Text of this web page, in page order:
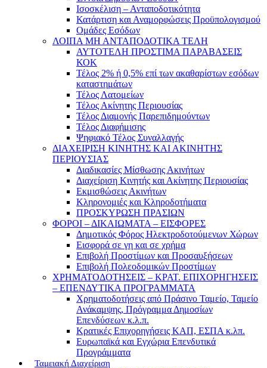
Ισοσκέλιση – Ανταποδοτικότητα
Κατάρτιση και Αναμορφώσεις Προϋπολογισμού
Ομάδες Εσόδων
ΛΟΙΠΑ ΜΗ ΑΝΤΑΠΟΔΟΤΙΚΑ ΤΕΛΗ
ΑΥΤΟΤΕΛΗ ΠΡΟΣΤΙΜΑ ΠΑΡΑΒΑΣΕΙΣ
ΚΟΚ
Τέλος 2% ή 0,5% επί των ακαθαρίστων εσόδων
καταστημάτων
Τέλος Λατομείων
Τέλος Ακίνητης Περιουσίας
Τέλος Διαμονής Παρεπιδημούντων
Τέλος Διαφήμισης
Ψηφιακό Τέλος Συναλλαγής
ΔΙΑΧΕΙΡΙΣΗ ΚΙΝΗΤΗΣ ΚΑΙ ΑΚΙΝΗΤΗΣ
ΠΕΡΙΟΥΣΙΑΣ
Διαδικασίες Μίσθωσης Ακινήτων
Διαχείριση Κινητής και Ακίνητης Περιουσίας
Εκμισθώσεις Ακινήτων
Κληρονομιές και Κληροδοτήματα
ΠΡΟΣΚΥΡΩΣΗ ΠΡΑΣΙΩΝ
ΦΟΡΟΙ – ΔΙΚΑΙΩΜΑΤΑ – ΕΙΣΦΟΡΕΣ
Δημοτικός Φόρος Ηλεκτροδοτούμενων Χώρων
Εισφορά σε γη και σε χρήμα
Επιβολή Προστίμων και Προσαυξήσεων
Επιβολή Πολεοδομικών Προστίμων
ΧΡΗΜΑΤΟΔΟΤΗΣΕΙΣ – ΚΡΑΤ. ΕΠΙΧΟΡΗΓΗΣΕΙΣ
– ΕΠΕΝΔΥΤΙΚΑ ΠΡΟΓΡΑΜΜΑΤΑ
Χρηματοδοτήσεις από Πράσινο Ταμείο, Ταμείο
Ανάκαμψης, Πρόγραμμα Δημοσίων
Επενδύσεων κ.λ.π.
Κρατικές Επιχορηγήσεις ΚΑΠ, ΕΣΠΑ κ.λπ.
Ευρωπαϊκά και Εγχώρια Επενδυτικά
Προγράμματα
Ταμειακή Διαχείριση